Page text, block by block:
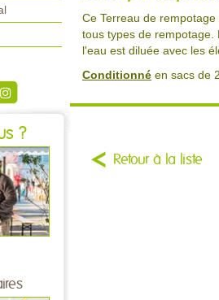
?
Ce Terreau de
tous types de
l'eau est diluée avec les
Conditionné en sacs de
Retour à la liste